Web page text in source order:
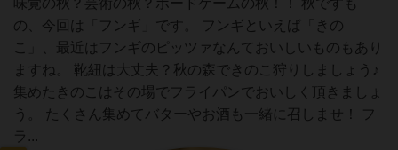
味覚の秋？芸術の秋？ボードゲームの秋！！ 秋ですも
の、今回は「フンギ」です。 フンギといえば「きの
こ」、最近はフンギのピッツァなんておいしいものもあり
ますね。 靴紐は大丈夫？秋の森できのこ狩りしましょう♪
集めたきのこはその場でフライパンでおいしく頂きましょ
う。 たくさん集めてバターやお酒も一緒に召しませ！ フ
ラ...